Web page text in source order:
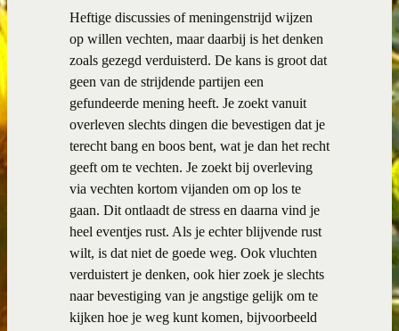
Heftige discussies of meningenstrijd wijzen
op willen vechten, maar daarbij is het denken
zoals gezegd verduisterd. De kans is groot dat
geen van de strijdende partijen een
gefundeerde mening heeft. Je zoekt vanuit
overleven slechts dingen die bevestigen dat je
terecht bang en boos bent, wat je dan het recht
geeft om te vechten. Je zoekt bij overleving
via vechten kortom vijanden om op los te
gaan. Dit ontlaadt de stress en daarna vind je
heel eventjes rust. Als je echter blijvende rust
wilt, is dat niet de goede weg. Ook vluchten
verduistert je denken, ook hier zoek je slechts
naar bevestiging van je angstige gelijk om te
kijken hoe je weg kunt komen, bijvoorbeeld